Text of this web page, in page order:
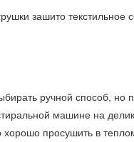
зашито текстильное
ручной способ, но
машине на
хорошо просушить в